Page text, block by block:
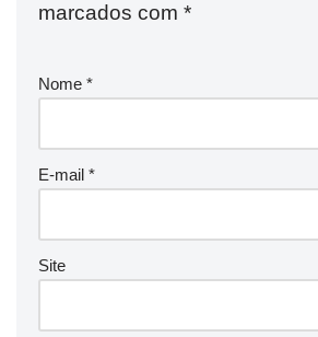
marcados com *
Nome *
E-mail *
Site